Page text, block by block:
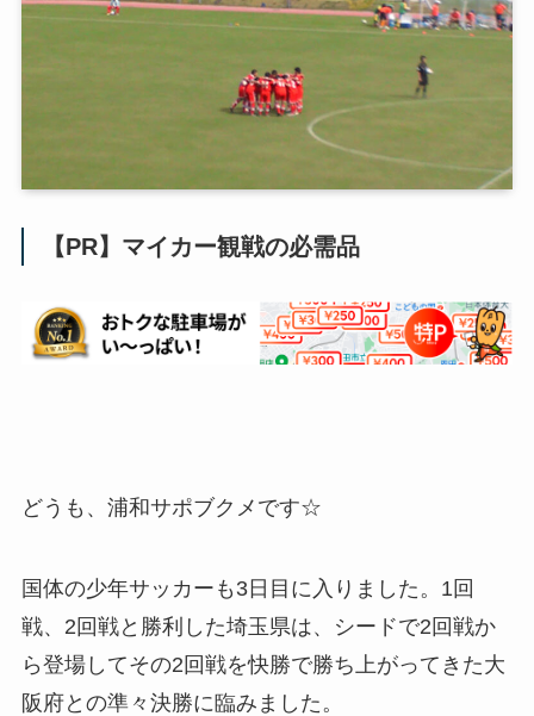
【PR】マイカー観戦の必需品
どうも、浦和サポブクメです☆
国体の少年サッカーも3日目に入りました。1回
戦、2回戦と勝利した埼玉県は、シードで2回戦か
ら登場してその2回戦を快勝で勝ち上がってきた大
阪府との準々決勝に臨みました。